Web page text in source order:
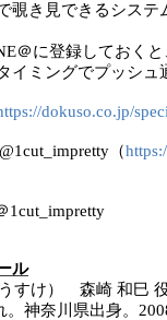
覗き見できるシステ
＠に登録しておく
イミングでプッシュ
dokuso.co.jp/
（
ル
すけ） 森崎 和巳
。神奈川県出身。